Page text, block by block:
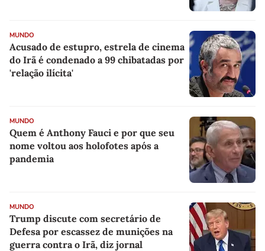
MUNDO
Acusado de estupro, estrela de cinema
do Irã é condenado a 99 chibatadas por
'relação ilícita'
MUNDO
Quem é Anthony Fauci e por que seu
nome voltou aos holofotes após a
pandemia
MUNDO
Trump discute com secretário de
Defesa por escassez de munições na
guerra contra o Irã, diz jornal